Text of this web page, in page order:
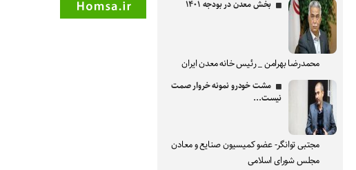
بخش معدن در بودجه ۱۴۰۱
محمدرضا بهرامن _ رئیس خانه معدن ایران
مشت خودرو نمونه خروار صمت
نیست...
مجتبی توانگر- عضو کمیسیون صنایع و معادن
مجلس شورای اسلامی